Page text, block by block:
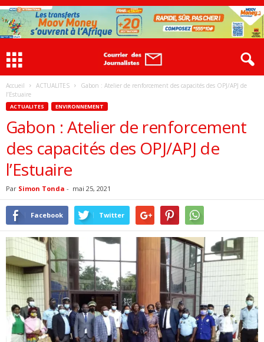
Accueil ACTUALITES
Gabon : Atelier de renforcement des capacités des OPJ/APJ de
l’Estuaire
ACTUALITES ENVIRONNEMENT
Gabon : Atelier de renforcement
des capacités des OPJ/APJ de
l’Estuaire
Par Simon Tonda - mai 25, 2021
Facebook Twitter